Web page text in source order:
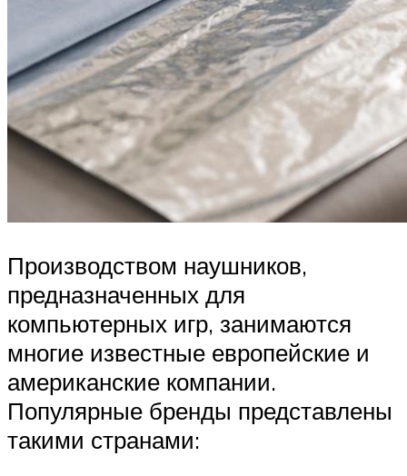
Производством наушников,
предназначенных для
компьютерных игр, занимаются
многие известные европейские и
американские компании.
Популярные бренды представлены
такими странами: